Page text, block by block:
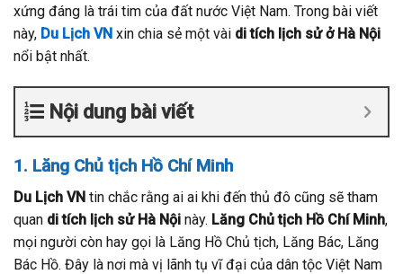
xứng đáng là trái tim của đất nước Việt Nam. Trong bài viết
này, Du Lịch VN xin chia sẻ một vài di tích lịch sử ở Hà Nội
nổi bật nhất.
Nội dung bài viết
1. Lăng Chủ tịch Hồ Chí Minh
Du Lịch VN tin chắc rằng ai ai khi đến thủ đô cũng sẽ tham
quan di tích lịch sử Hà Nội này. Lăng Chủ tịch Hồ Chí Minh,
mọi người còn hay gọi là Lăng Hồ Chủ tịch, Lăng Bác, Lăng
Bác Hồ. Đây là nơi mà vị lãnh tụ vĩ đại của dân tộc Việt Nam